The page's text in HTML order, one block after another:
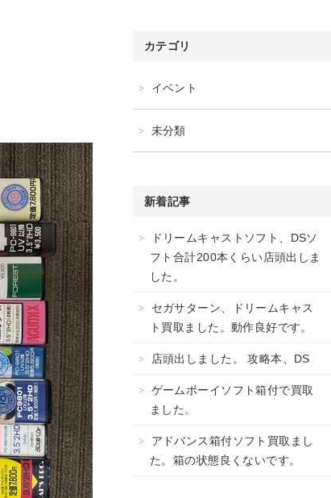
カテゴリ
イベント
未分類
新着記事
ドリームキャストソフト、DSソ
フト合計200本くらい店頭出しま
した。
セガサターン、ドリームキャス
ト買取ました。動作良好です。
店頭出しました。 攻略本、DS
ゲームボーイソフト箱付で買取
ました。
アドバンス箱付ソフト買取まし
た。箱の状態良くないです。